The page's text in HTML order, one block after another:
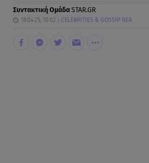
Συντακτική ΟμάδαSTAR.GR
18.04.25, 10:02 CELEBRITIES & GOSSIP ΝΕΑ